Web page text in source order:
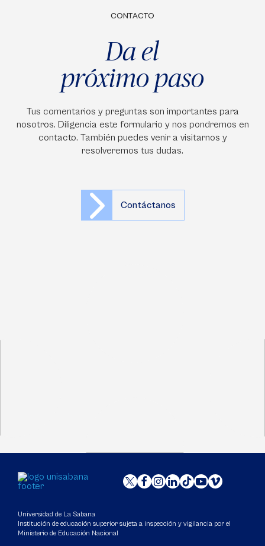
CONTACTO
Da el
próximo paso
Tus comentarios y preguntas son importantes para
nosotros. Diligencia este formulario y nos pondremos en
contacto. También puedes venir a visitarnos y
resolveremos tus dudas.
Contáctanos
Universidad de La Sabana
Institución de educación superior sujeta a inspección y vigilancia por el
Ministerio de Educación Nacional